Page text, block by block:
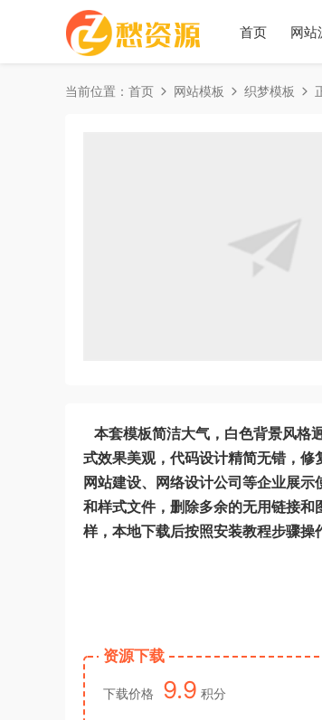
首页 网站
当前位置： 首页 网站模板 织梦模板
本套模板简洁大气，白色背景风格
式效果美观，代码设计精简无错，
网站建设、网络设计公司等企业展
和样式文件，删除多余的无用链接
样，本地下载后按照安装教程步骤操
资源下载
下载价格 9.9 积分